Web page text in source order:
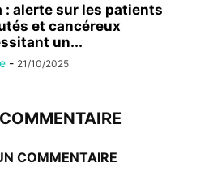
: alerte sur les patients
et cancéreux
un...
- 21/10/2025
COMMENTAIRE